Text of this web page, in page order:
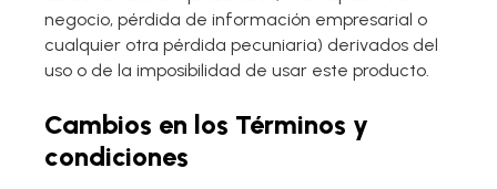
negocio, pérdida de información empresarial o
cualquier otra pérdida pecuniaria) derivados del
uso o de la imposibilidad de usar este producto.
Cambios en los Términos y
condiciones